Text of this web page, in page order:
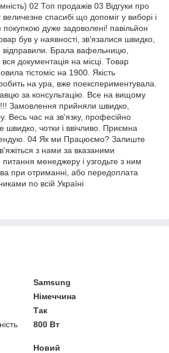
02 Топ продажів 03 Відгуки про
спасибі що допоміг у виборі і
покупкою дуже задоволені! павільйон
був у наявності, зв'язалися швидко,
відправили. Брала вафельницю,
документація на місці. Товар
тістоміс на 1900. Якість
на ура, вже поекспериментувала.
за консультацію. Все на вищому
Замовлення прийняли швидко,
Весь час на зв'язку, професійно
швидко, чотки і ввічливо. Приємна
04 Як ми Працюємо? Залиште
з нами за вказаними
менеджеру і узгодьте з ним
при отриманні, або передоплата
по всій Україні
Samsung
Німеччина
Так
800 Вт
Новий